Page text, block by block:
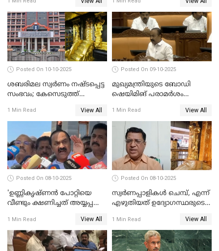
ഡി സതീശന്‍ WATCH VIDEO
Posted On 10-10-2025
ശബരിമല സ്വര്‍ണം നഷ്ടപ്പെട്ട
സംഭവം; കേസെടുത്ത്
ഉത്തരവിട്ട് ഹൈക്കോടതി
WATCH VIDEO
1 Min Read View All
Posted On 09-10-2025
മുഖ്യമന്ത്രിയുടെ ബോഡി
ഷെയിമിങ് പരാമര്‍ശം
പ്രതിപക്ഷം WATCH VIDEO
1 Min Read View All
Posted On 08-10-2025
'ഉണ്ണികൃഷ്ണന്‍ പോറ്റിയെ
വീണ്ടും ക്ഷണിച്ചത് അയ്യപ്പ
അടിച്ചുമാറ്റാനാണെന്ന്
സംശയമുണ്ട്'; വി ഡി
സതീശൻ
1 Min Read View All
Posted On 08-10-2025
സ്വർണപ്പാളികൾ ചെമ്പ്, എന്ന്
എഴുതിയത് ഉദ്യോഗസ്ഥരുടെ
ടി.കെ.രാജഗോപാല്‍
1 Min Read View All